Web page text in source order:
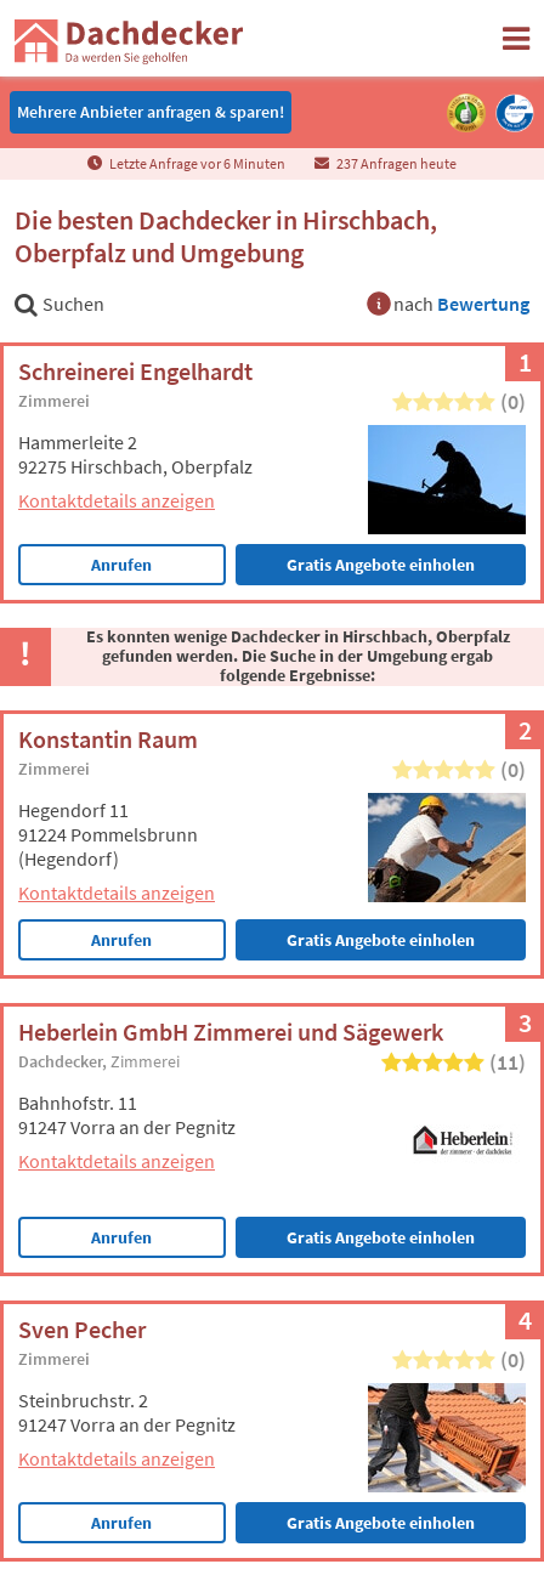
Mehrere Anbieter anfragen & sparen!
Mehrere Anbieter anfragen & sparen!
Letzte Anfrage vor6 Minuten 237 Anfragen heute
Die besten Dachdecker in Hirschbach,
Oberpfalz und Umgebung
Suchen nach Bewertung
1
Schreinerei Engelhardt
Zimmerei (0)
Hammerleite 2
92275 Hirschbach, Oberpfalz
Kontaktdetails anzeigen
Anrufen Gratis Angebote einholen
Es konnten wenige Dachdecker in Hirschbach, Oberpfalz
gefunden werden. Die Suche in der Umgebung ergab
folgende Ergebnisse:
2
Konstantin Raum
Zimmerei (0)
Hegendorf 11
91224 Pommelsbrunn
(Hegendorf)
Kontaktdetails anzeigen
Anrufen Gratis Angebote einholen
3
Heberlein GmbH Zimmerei und Sägewerk
Dachdecker Zimmerei (11)
Bahnhofstr. 11
91247 Vorra an der Pegnitz
Kontaktdetails anzeigen
Anrufen Gratis Angebote einholen
4
Sven Pecher
Zimmerei (0)
Steinbruchstr. 2
91247 Vorra an der Pegnitz
Kontaktdetails anzeigen
Anrufen Gratis Angebote einholen